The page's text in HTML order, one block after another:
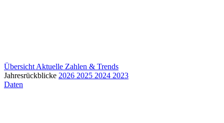
Übersicht Aktuelle Zahlen & Trends
Jahresrückblicke 2026 2025 2024 2023
Daten